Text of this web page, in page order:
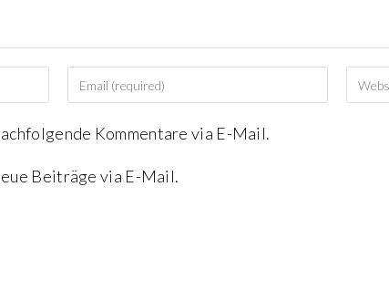
Kommentare via E-Mail.
Beiträge via E-Mail.